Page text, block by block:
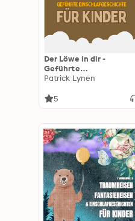
Der Löwe in dir -
Geführte
Einschlafgeschichte für
für Kinder zum
Patrick Lynen
5